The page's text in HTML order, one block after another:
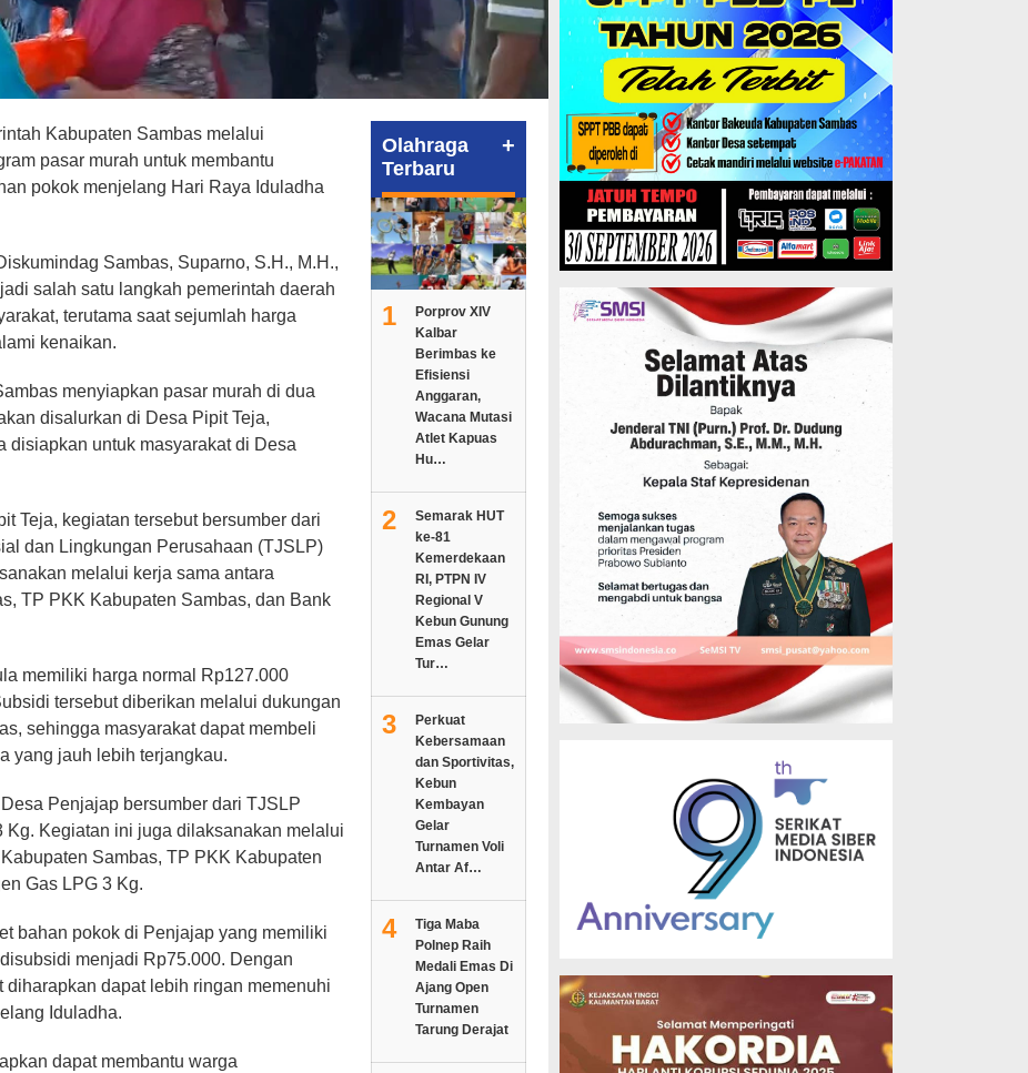
Kabupaten Sambas melalui
pasar murah untuk membantu
pokok menjelang Hari Raya Iduladha
Sambas, Suparno, S.H., M.H.,
salah satu langkah pemerintah daerah
terutama saat sejumlah harga
kenaikan.
menyiapkan pasar murah di dua
disalurkan di Desa Pipit Teja,
disiapkan untuk masyarakat di Desa
Teja, kegiatan tersebut bersumber dari
dan Lingkungan Perusahaan (TJSLP)
melalui kerja sama antara
TP PKK Kabupaten Sambas, dan Bank
memiliki harga normal Rp127.000
tersebut diberikan melalui dukungan
sehingga masyarakat dapat membeli
yang jauh lebih terjangkau.
Penjajap bersumber dari TJSLP
Kg. Kegiatan ini juga dilaksanakan melalui
Sambas, TP PKK Kabupaten
Gas LPG 3 Kg.
bahan pokok di Penjajap yang memiliki
menjadi Rp75.000. Dengan
dapat lebih ringan memenuhi
Iduladha.
dapat membantu warga
Olahraga
Terbaru
+
1
Porprov XIV
Kalbar
Berimbas ke
Efisiensi
Anggaran,
Wacana Mutasi
Atlet Kapuas
Hu…
2
Semarak HUT
ke-81
Kemerdekaan
RI, PTPN IV
Regional V
Kebun Gunung
Emas Gelar
Tur…
3
Perkuat
Kebersamaan
dan Sportivitas,
Kebun
Kembayan
Gelar
Turnamen Voli
Antar Af…
4
Tiga Maba
Polnep Raih
Medali Emas Di
Ajang Open
Turnamen
Tarung Derajat